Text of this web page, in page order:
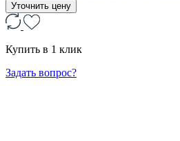
Уточнить цену
Купить в 1 клик
Задать вопрос?